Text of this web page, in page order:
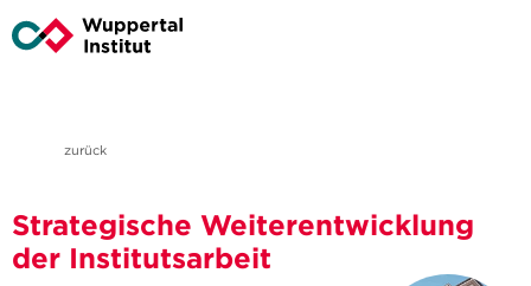
zurück
Strategische Weiterentwicklung
der Institutsarbeit